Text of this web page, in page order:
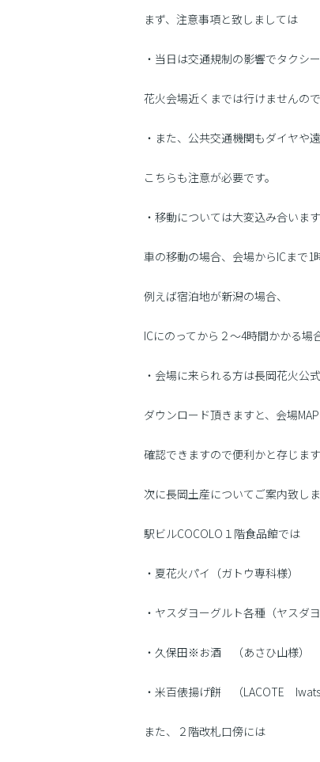
まず、注意事項と致しましては
・当日は交通規制の影響でタクシ
花火会場近くまでは行けませんの
・また、公共交通機関もダイヤや
こちらも注意が必要です。
・移動については大変込み合いま
車の移動の場合、会場からICまで1
例えば宿泊地が新潟の場合、
ICにのってから２〜4時間かかる場
・会場に来られる方は長岡花火公
ダウンロード頂きますと、会場
確認できますので便利かと存じます
次に長岡土産についてご案内致しま
駅ビルCOCOLO１階食品館では
・夏花火パイ（ガトウ専科様）
・ヤスダヨーグルト各種（ヤスダ
・久保田※お酒 （あさひ山様）
・米百俵揚げ餅 （LACOTE
また、２階改札口傍には